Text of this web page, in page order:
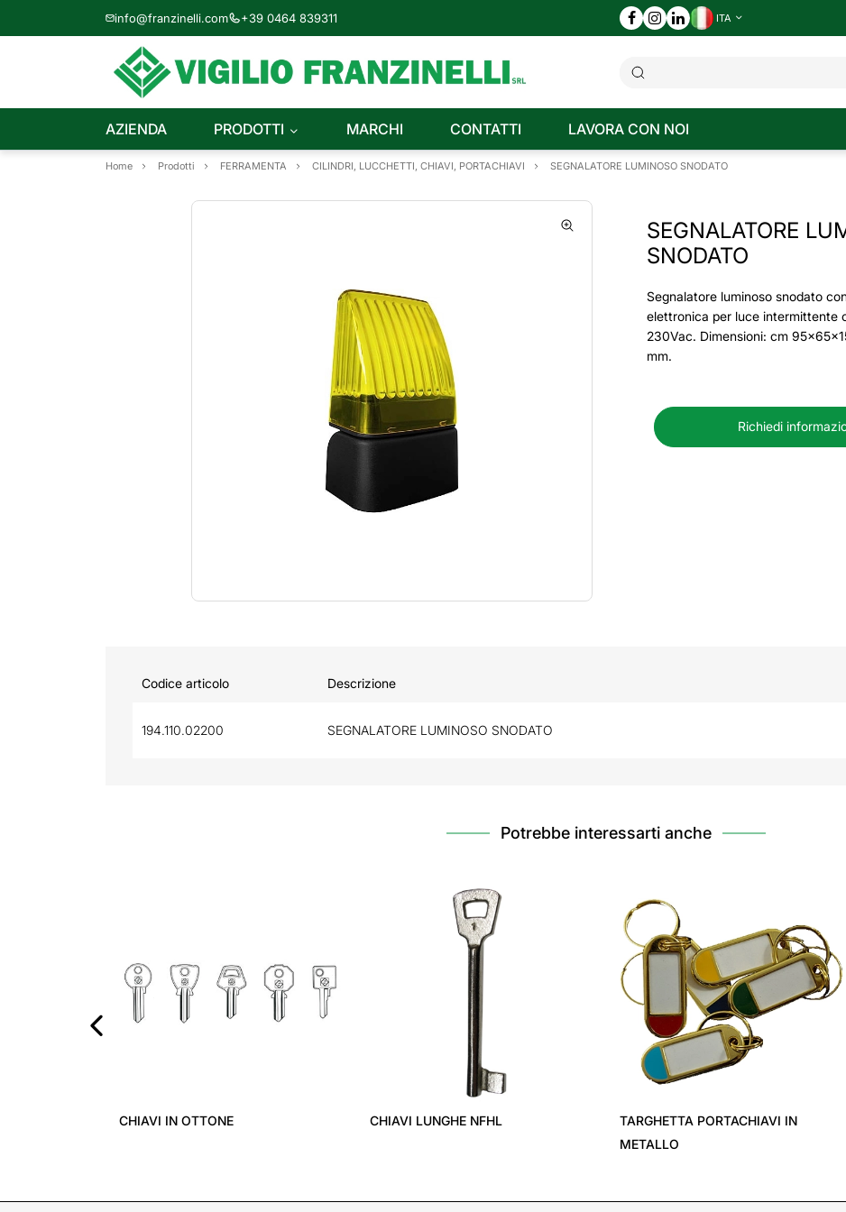
info@franzinelli.com +39 0464 839311 ITA
AZIENDA PRODOTTI MARCHI CONTATTI LAVORA CON NOI
Home Prodotti FERRAMENTA CILINDRI, LUCCHETTI, CHIAVI, PORTACHIAVI SEGNALATORE LUMINOSO SNODATO
SEGNALATORE
SNODATO
Segnalatore luminoso snodato
elettronica per luce intermittente
230Vac. Dimensioni: cm
mm.
Richiedi
Codice articolo Descrizione
194.110.02200 SEGNALATORE LUMINOSO SNODATO
Potrebbe interessarti anche
CHIAVI IN OTTONE CHIAVI LUNGHE NFHL
TARGHETTA PORTACHIAVI IN
METALLO